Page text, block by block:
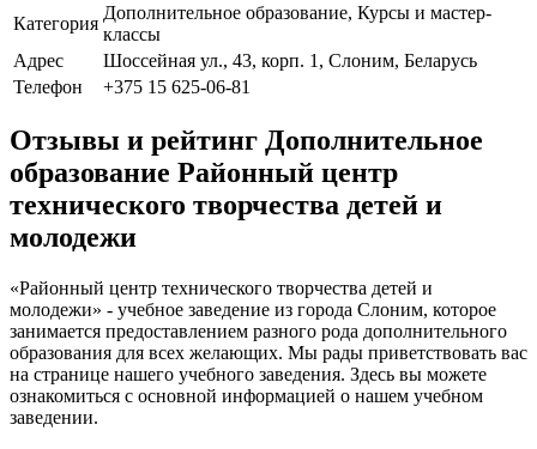
Категория
Дополнительное образование, Курсы и мастер-
классы
Адрес
Шоссейная ул., 43, корп. 1, Слоним, Беларусь
Телефон
+375 15 625-06-81
Отзывы и рейтинг Дополнительное
образование Районный центр
технического творчества детей и
молодежи
«Районный центр технического творчества детей и
молодежи» - учебное заведение из города Слоним, которое
занимается предоставлением разного рода дополнительного
образования для всех желающих. Мы рады приветствовать вас
на странице нашего учебного заведения. Здесь вы можете
ознакомиться с основной информацией о нашем учебном
заведении.